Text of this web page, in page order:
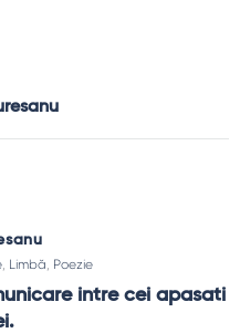
, Limbă, Poezie
intre cei apasati